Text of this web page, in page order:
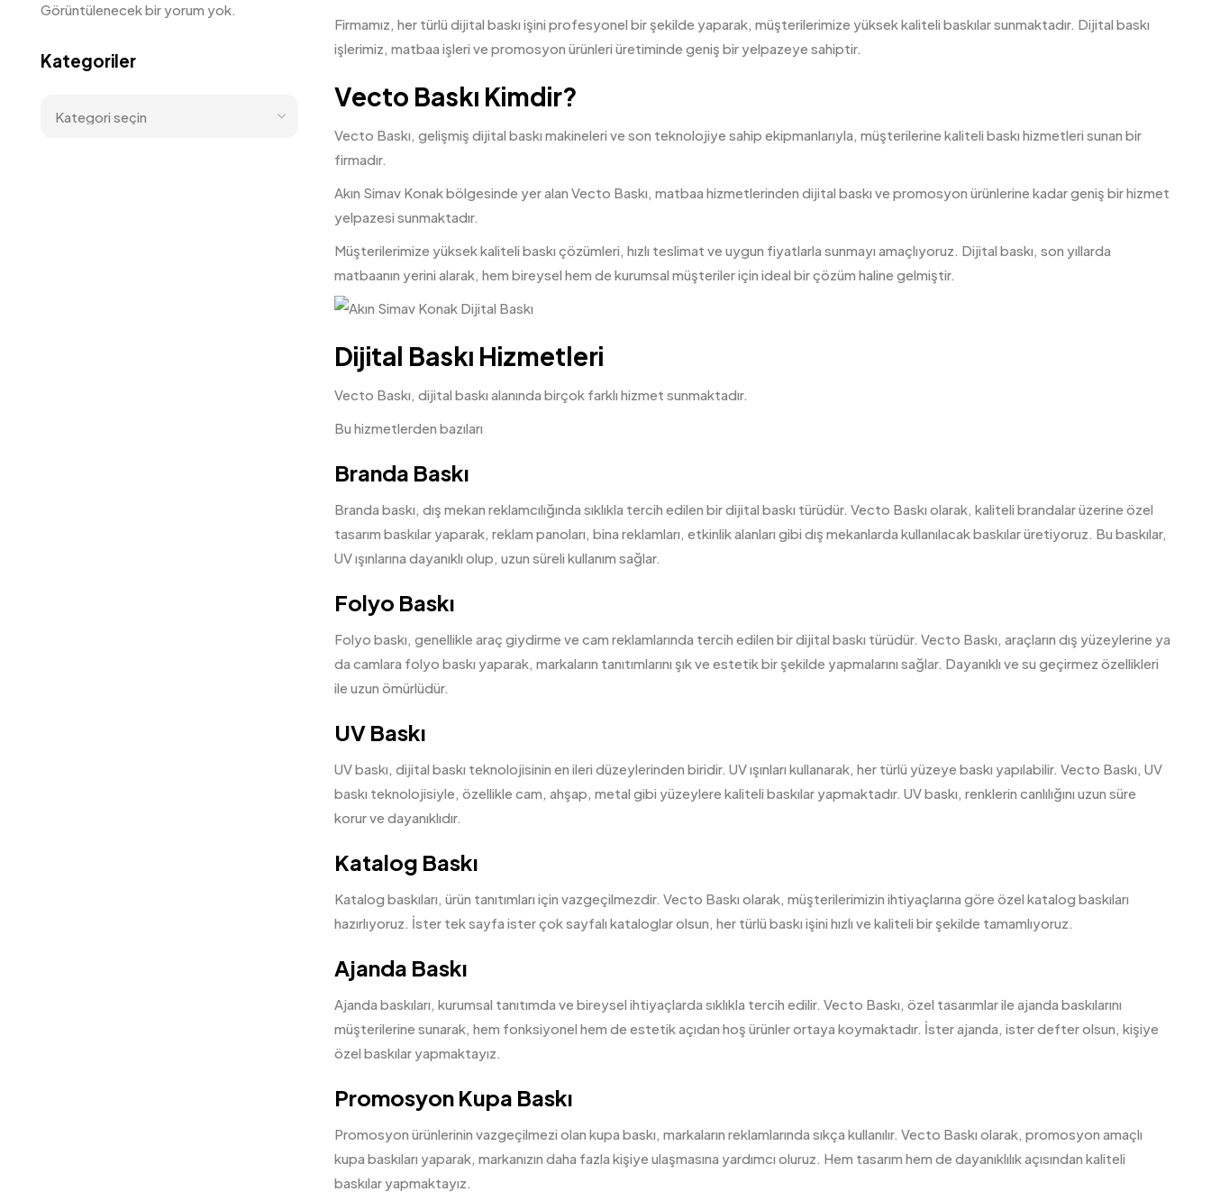
Firmamız, her türlü dijital baskı işini profesyonel bir şekilde yaparak, müşterilerimize yüksek kaliteli baskılar sunmaktadır. Dijital baskı
işlerimiz, matbaa işleri ve promosyon ürünleri üretiminde geniş bir yelpazeye sahiptir.
Vecto Baskı Kimdir?
Vecto Baskı, gelişmiş dijital baskı makineleri ve son teknolojiye sahip ekipmanlarıyla, müşterilerine kaliteli baskı hizmetleri sunan bir
firmadır.
Akın Simav Konak bölgesinde yer alan Vecto Baskı, matbaa hizmetlerinden dijital baskı ve promosyon ürünlerine kadar geniş bir hizmet
yelpazesi sunmaktadır.
Müşterilerimize yüksek kaliteli baskı çözümleri, hızlı teslimat ve uygun fiyatlarla sunmayı amaçlıyoruz. Dijital baskı, son yıllarda
matbaanın yerini alarak, hem bireysel hem de kurumsal müşteriler için ideal bir çözüm haline gelmiştir.
Dijital Baskı Hizmetleri
Vecto Baskı, dijital baskı alanında birçok farklı hizmet sunmaktadır.
Bu hizmetlerden bazıları
Branda Baskı
Branda baskı, dış mekan reklamcılığında sıklıkla tercih edilen bir dijital baskı türüdür. Vecto Baskı olarak, kaliteli brandalar üzerine özel
tasarım baskılar yaparak, reklam panoları, bina reklamları, etkinlik alanları gibi dış mekanlarda kullanılacak baskılar üretiyoruz. Bu baskılar,
UV ışınlarına dayanıklı olup, uzun süreli kullanım sağlar.
Folyo Baskı
Folyo baskı, genellikle araç giydirme ve cam reklamlarında tercih edilen bir dijital baskı türüdür. Vecto Baskı, araçların dış yüzeylerine ya
da camlara folyo baskı yaparak, markaların tanıtımlarını şık ve estetik bir şekilde yapmalarını sağlar. Dayanıklı ve su geçirmez özellikleri
ile uzun ömürlüdür.
UV Baskı
UV baskı, dijital baskı teknolojisinin en ileri düzeylerinden biridir. UV ışınları kullanarak, her türlü yüzeye baskı yapılabilir. Vecto Baskı, UV
baskı teknolojisiyle, özellikle cam, ahşap, metal gibi yüzeylere kaliteli baskılar yapmaktadır. UV baskı, renklerin canlılığını uzun süre
korur ve dayanıklıdır.
Katalog Baskı
Katalog baskıları, ürün tanıtımları için vazgeçilmezdir. Vecto Baskı olarak, müşterilerimizin ihtiyaçlarına göre özel katalog baskıları
hazırlıyoruz. İster tek sayfa ister çok sayfalı kataloglar olsun, her türlü baskı işini hızlı ve kaliteli bir şekilde tamamlıyoruz.
Ajanda Baskı
Ajanda baskıları, kurumsal tanıtımda ve bireysel ihtiyaçlarda sıklıkla tercih edilir. Vecto Baskı, özel tasarımlar ile ajanda baskılarını
müşterilerine sunarak, hem fonksiyonel hem de estetik açıdan hoş ürünler ortaya koymaktadır. İster ajanda, ister defter olsun, kişiye
özel baskılar yapmaktayız.
Promosyon Kupa Baskı
Promosyon ürünlerinin vazgeçilmezi olan kupa baskı, markaların reklamlarında sıkça kullanılır. Vecto Baskı olarak, promosyon amaçlı
kupa baskıları yaparak, markanızın daha fazla kişiye ulaşmasına yardımcı oluruz. Hem tasarım hem de dayanıklılık açısından kaliteli
baskılar yapmaktayız.
Görüntülenecek bir yorum yok.
Kategoriler